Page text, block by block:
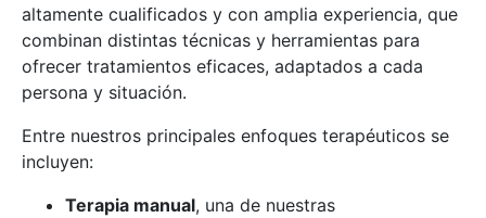
altamente cualificados y con amplia experiencia, que
combinan distintas técnicas y herramientas para
ofrecer tratamientos eficaces, adaptados a cada
persona y situación.
Entre nuestros principales enfoques terapéuticos se
incluyen:
Terapia manual, una de nuestras